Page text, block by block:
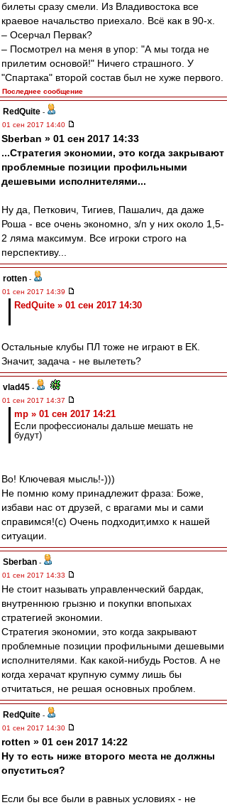
билеты сразу смели. Из Владивостока все
краевое начальство приехало. Всё как в 90-х.
– Осерчал Первак?
– Посмотрел на меня в упор: "А мы тогда не
прилетим основой!" Ничего страшного. У
"Спартака" второй состав был не хуже первого.
Последнее сообщение
RedQuite -
01 сен 2017 14:40
Sberban » 01 сен 2017 14:33
...Стратегия экономии, это когда закрывают
проблемные позиции профильными
дешевыми исполнителями...
Ну да, Петкович, Тигиев, Пашалич, да даже
Роша - все очень экономно, з/п у них около 1,5-
2 ляма максимум. Все игроки строго на
перспективу...
rotten -
01 сен 2017 14:39
RedQuite » 01 сен 2017 14:30
Остальные клубы ПЛ тоже не играют в ЕК.
Значит, задача - не вылететь?
vlad45 -
01 сен 2017 14:37
mp » 01 сен 2017 14:21
Если профессионалы дальше мешать не
будут)
Во! Ключевая мысль!-)))
Не помню кому принадлежит фраза: Боже,
избави нас от друзей, с врагами мы и сами
справимся!(с) Очень подходит,имхо к нашей
ситуации.
Sberban -
01 сен 2017 14:33
Не стоит называть управленческий бардак,
внутреннюю грызню и покупки впопыхах
стратегией экономии.
Стратегия экономии, это когда закрывают
проблемные позиции профильными дешевыми
исполнителями. Как какой-нибудь Ростов. А не
когда херачат крупную сумму лишь бы
отчитаться, не решая основных проблем.
RedQuite -
01 сен 2017 14:30
rotten » 01 сен 2017 14:22
Ну то есть ниже второго места не должны
опуститься?
Если бы все были в равных условиях - не